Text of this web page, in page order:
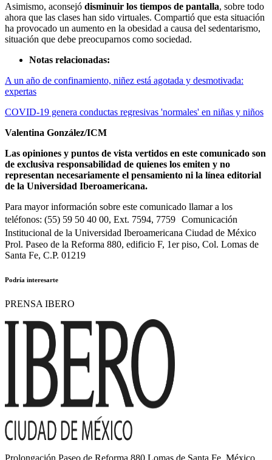
Asimismo, aconsejó disminuir los tiempos de pantalla, sobre todo
ahora que las clases han sido virtuales. Compartió que esta situación
ha provocado un aumento en la obesidad a causa del sedentarismo,
situación que debe preocuparnos como sociedad.
Notas relacionadas:
A un año de confinamiento, niñez está agotada y desmotivada:
expertas
COVID-19 genera conductas regresivas 'normales' en niñas y niños
Valentina González/ICM
Las opiniones y puntos de vista vertidos en este comunicado son
de exclusiva responsabilidad de quienes los emiten y no
representan necesariamente el pensamiento ni la línea editorial
de la Universidad Iberoamericana.
Para mayor información sobre este comunicado llamar a los
teléfonos: (55) 59 50 40 00, Ext. 7594, 7759 Comunicación
Institucional de la Universidad Iberoamericana Ciudad de México
Prol. Paseo de la Reforma 880, edificio F, 1er piso, Col. Lomas de
Santa Fe, C.P. 01219
Podría interesarte
PRENSA IBERO
Prolongación Paseo de Reforma 880,Lomas de Santa Fe, México,